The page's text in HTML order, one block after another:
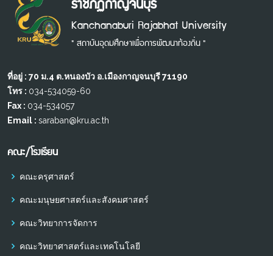
ราชภัฏกาญจนบุรี
Kanchanaburi Rajabhat University
" สถาบันอุดมศึกษาเพื่อการพัฒนาท้องถิ่น "
ที่อยู่ : 70 ม.4 ต.หนองบัว อ.เมืองกาญจนบุรี 71190
โทร : 034-534059-60
Fax : 034-534057
Email : saraban@kru.ac.th
คณะ/โรงเรียน
คณะครุศาสตร์
คณะมนุษยศาสตร์และสังคมศาสตร์
คณะวิทยาการจัดการ
คณะวิทยาศาสตร์และเทคโนโลยี